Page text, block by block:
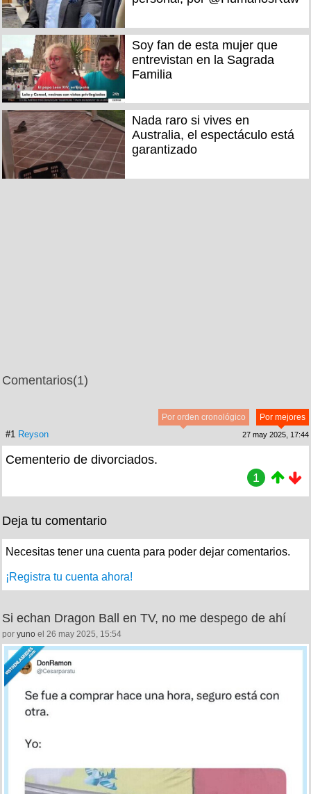
Soy fan de esta mujer que
entrevistan en la Sagrada
Familia
Nada raro si vives en
Australia, el espectáculo está
garantizado
Comentarios(1)
Por mejores
Por orden cronológico
#1 Reyson 27 may 2025, 17:44
Cementerio de divorciados.
1
Deja tu comentario
Necesitas tener una cuenta para poder dejar comentarios.
¡Registra tu cuenta ahora!
Si echan Dragon Ball en TV, no me despego de ahí
por yuno el 26 may 2025, 15:54